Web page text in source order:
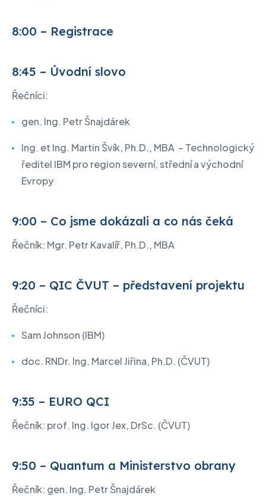
8:00 – Registrace
8:45 – Úvodní slovo
Řečníci:
gen. Ing. Petr Šnajdárek
Ing. et Ing. Martin Švík, Ph.D., MBA – Technologický
ředitel IBM pro region severní, střední a východní
Evropy
9:00 – Co jsme dokázali a co nás čeká
Řečník: Mgr. Petr Kavalíř, Ph.D., MBA
9:20 – QIC ČVUT – představení projektu
Řečníci:
Sam Johnson (IBM)
doc. RNDr. Ing. Marcel Jiřina, Ph.D. (ČVUT)
9:35 – EURO QCI
Řečník: prof. Ing. Igor Jex, DrSc. (ČVUT)
9:50 – Quantum a Ministerstvo obrany
Řečník: gen. Ing. Petr Šnajdárek